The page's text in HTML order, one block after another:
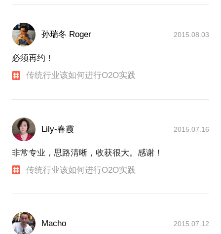
孙瑞冬 Roger 2015.08.03
必须再约！
传统行业该如何进行O2O实践
Lily-春霞 2015.07.16
非常专业，思路清晰，收获很大。感谢！
传统行业该如何进行O2O实践
Macho 2015.07.12